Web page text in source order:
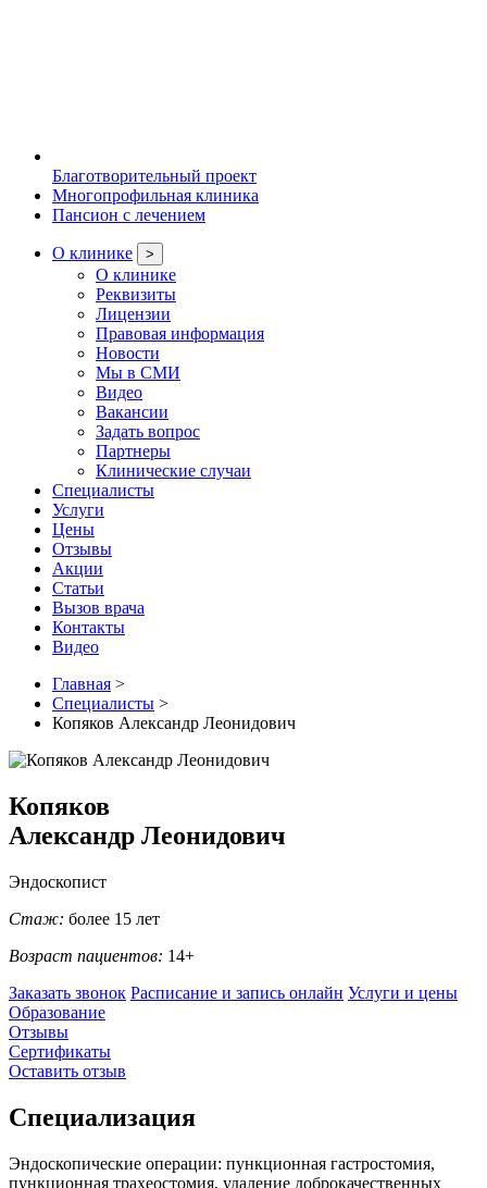
Благотворительный проект
Многопрофильная клиника
Пансион с лечением
О клинике >
О клинике
Реквизиты
Лицензии
Правовая информация
Новости
Мы в СМИ
Видео
Вакансии
Задать вопрос
Партнеры
Клинические случаи
Специалисты
Услуги
Цены
Отзывы
Акции
Статьи
Вызов врача
Контакты
Видео
Главная >
Специалисты >
Копяков Александр Леонидович
Копяков
Александр Леонидович
Эндоскопист
Стаж: более 15 лет
Возраст пациентов: 14+
Заказать звонок Расписание и запись онлайн Услуги и цены
Образование
Отзывы
Сертификаты
Оставить отзыв
Специализация
Эндоскопические операции: пункционная гастростомия,
пункционная трахеостомия, удаление доброкачественных